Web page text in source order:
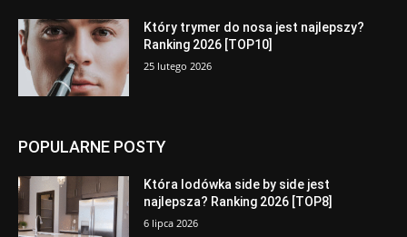
Który trymer do nosa jest najlepszy?
Ranking 2026 [TOP10]
25 lutego 2026
POPULARNE POSTY
Która lodówka side by side jest
najlepsza? Ranking 2026 [TOP8]
6 lipca 2026